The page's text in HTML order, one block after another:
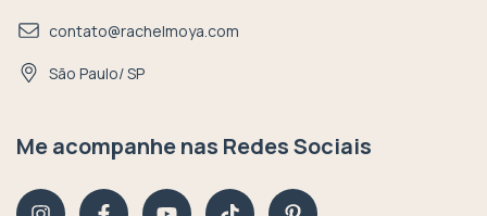
contato@rachelmoya.com
São Paulo/ SP
Me acompanhe nas Redes Sociais